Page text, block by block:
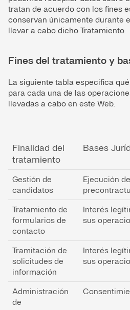
tratan de acuerdo con los fines
conservan únicamente durante
llevar a cabo dicho Tratamiento.
Fines del tratamiento y
La siguiente tabla especifica
para cada una de las
llevadas a cabo en este Web.
Finalidad del
tratamiento
Bases
Gestión de
candidatos
Ejecución
Tratamiento de
formularios de
contacto
Interés
sus
Tramitación de
solicitudes de
información
Interés
sus
Administración
de